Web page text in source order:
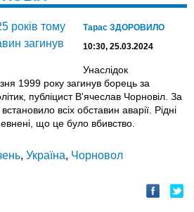
Тарас ЗДОРОВИЛО
10:30, 25.03.2024
Унаслідок
1999 року загинув борець за
публіцист В'ячеслав Чорновіл. За
всіх обставин аварії. Рідні
що це було вбивство.
, Україна, Чорновол